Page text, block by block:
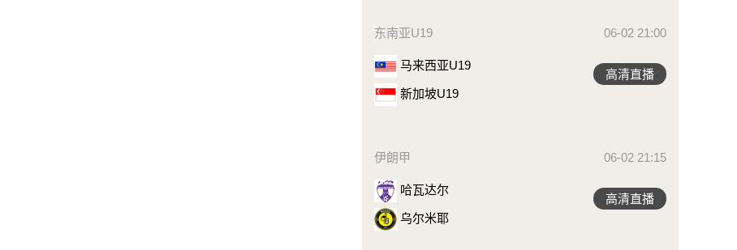
东南亚U19 06-02 21:00
马来西亚U19
新加坡U19
高清直播
伊朗甲 06-02 21:15
哈瓦达尔
乌尔米耶
高清直播